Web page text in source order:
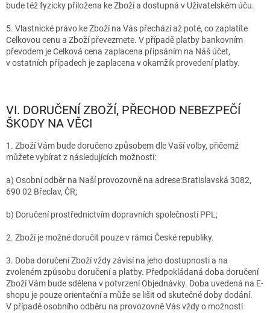
bude též fyzicky přiložena ke Zboží a dostupná v Uživatelském úču.
5. Vlastnické právo ke Zboží na Vás přechází až poté, co zaplatíte
Celkovou cenu a Zboží převezmete. V případě platby bankovním
převodem je Celková cena zaplacena připsáním na Náš účet,
v ostatních případech je zaplacena v okamžik provedení platby.
VI. DORUČENÍ ZBOŽÍ, PŘECHOD NEBEZPEČÍ
ŠKODY NA VĚCI
1. Zboží Vám bude doručeno způsobem dle Vaší volby, přičemž
můžete vybírat z následujících možností:
a) Osobní odběr na Naší provozovně na adrese:Bratislavská 3082,
690 02 Břeclav, ČR;
b) Doručení prostřednictvím dopravních společností PPL;
2. Zboží je možné doručit pouze v rámci České republiky.
3. Doba doručení Zboží vždy závisí na jeho dostupnosti a na
zvoleném způsobu doručení a platby. Předpokládaná doba doručení
Zboží Vám bude sdělena v potvrzení Objednávky. Doba uvedená na E-
shopu je pouze orientační a může se lišit od skutečné doby dodání.
V případě osobního odběru na provozovně Vás vždy o možnosti